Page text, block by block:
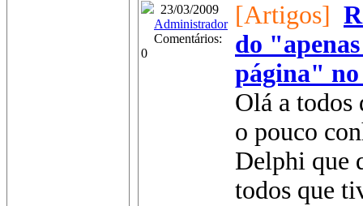
23/03/2009
Administrador
Comentários:
0
[Artigos]
do
página" no
Olá a
o pouco
Delphi que
todos que